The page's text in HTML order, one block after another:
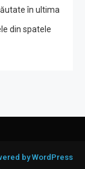
în ultima
din spatele
by WordPress